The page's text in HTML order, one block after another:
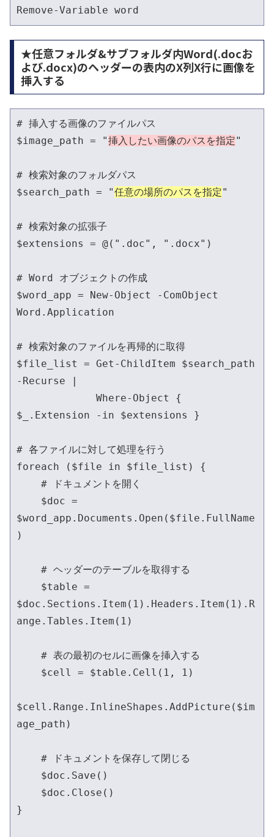
Remove-Variable word
★任意フォルダ&サブフォルダ内Word(.docお
よび.docx)のヘッダーの表内のX列X行に画像を
挿入する
# 挿入する画像のファイルパス
$image_path = "挿入したい画像のパスを指定"
# 検索対象のフォルダパス
$search_path = "任意の場所のパスを指定"
# 検索対象の拡張子
$extensions = @(".doc", ".docx")
# Word オブジェクトの作成
$word_app = New-Object -ComObject
Word.Application
# 検索対象のファイルを再帰的に取得
$file_list = Get-ChildItem $search_path
-Recurse |
$_.Extension -in $extensions }
# 各ファイルに対して処理を行う
foreach ($file in $file_list) {
$word_app.Documents.Open($file.FullName
)
$doc.Sections.Item(1).Headers.Item(1).R
ange.Tables.Item(1)
$cell.Range.InlineShapes.AddPicture($im
age_path)
}